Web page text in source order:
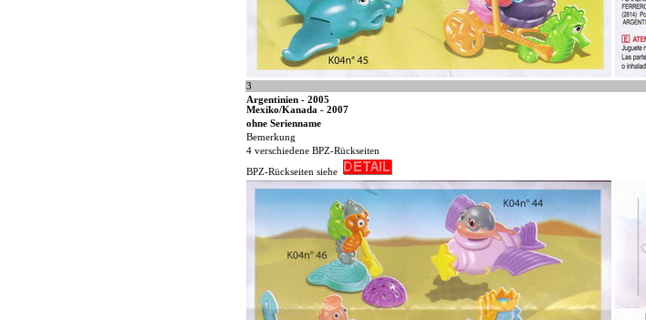
3
Argentinien - 2005
Mexiko/Kanada - 2007
ohne Serienname
Bemerkung
4 verschiedene BPZ-Rückseiten
BPZ-Rückseiten siehe